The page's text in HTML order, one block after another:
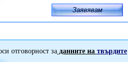
отговорност заданните на твърдите